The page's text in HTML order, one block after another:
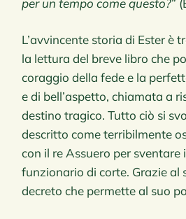
per un tempo come questo?”
L’avvincente storia di Ester è
la lettura del breve libro che
coraggio della fede e la
e di bell’aspetto, chiamata a
destino tragico. Tutto ciò si
descritto come terribilmente
con il re Assuero per
funzionario di corte. Grazie al
decreto che permette al suo